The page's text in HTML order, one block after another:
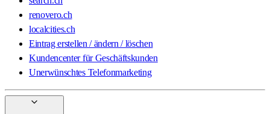
renovero.ch
localcities.ch
Eintrag erstellen / ändern / löschen
Kundencenter für Geschäftskunden
Unerwünschtes Telefonmarketing